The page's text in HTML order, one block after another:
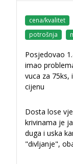
cena/kvalitet
potrošnja
Posjedovao
imao
vuca za
cijenu
Dosta lose
krivinama je
duga i uska
"divljanje",